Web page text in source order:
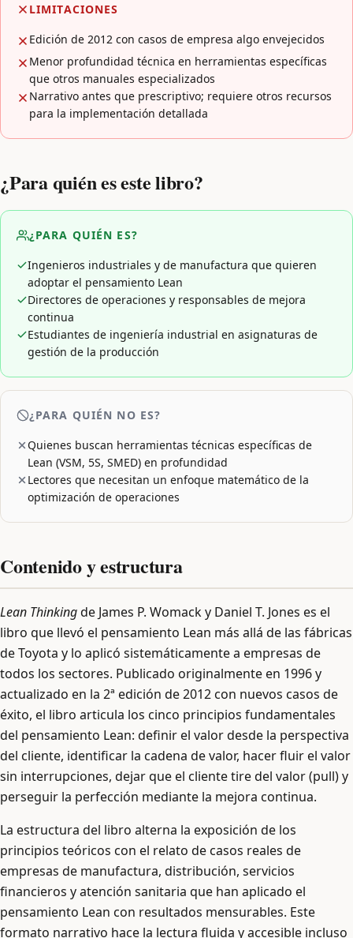
LIMITACIONES
Edición de 2012 con casos de empresa algo envejecidos
Menor profundidad técnica en herramientas específicas
que otros manuales especializados
Narrativo antes que prescriptivo; requiere otros recursos
para la implementación detallada
¿Para quién es este libro?
¿PARA QUIÉN ES?
Ingenieros industriales y de manufactura que quieren
adoptar el pensamiento Lean
Directores de operaciones y responsables de mejora
continua
Estudiantes de ingeniería industrial en asignaturas de
gestión de la producción
¿PARA QUIÉN NO ES?
Quienes buscan herramientas técnicas específicas de
Lean (VSM, 5S, SMED) en profundidad
Lectores que necesitan un enfoque matemático de la
optimización de operaciones
Contenido y estructura
Lean Thinkingde James P. Womack y Daniel T. Jones es el
libro que llevó el pensamiento Lean más allá de las fábricas
de Toyota y lo aplicó sistemáticamente a empresas de
todos los sectores. Publicado originalmente en 1996 y
actualizado en la 2ª edición de 2012 con nuevos casos de
éxito, el libro articula los cinco principios fundamentales
del pensamiento Lean: definir el valor desde la perspectiva
del cliente, identificar la cadena de valor, hacer fluir el valor
sin interrupciones, dejar que el cliente tire del valor (pull) y
perseguir la perfección mediante la mejora continua.
La estructura del libro alterna la exposición de los
principios teóricos con el relato de casos reales de
empresas de manufactura, distribución, servicios
financieros y atención sanitaria que han aplicado el
pensamiento Lean con resultados mensurables. Este
formato narrativo hace la lectura fluida y accesible incluso